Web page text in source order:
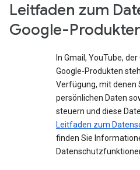
Leitfaden zum
Google-
In Gmail, YouTube,
Google-Produkten
Verfügung, mit denen
persönlichen Daten
steuern und diese
Leitfaden zum
finden Sie